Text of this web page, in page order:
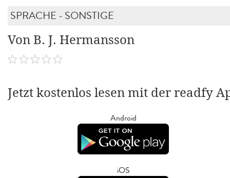
SPRACHE - SONSTIGE
Von B. J. Hermansson
Jetzt kostenlos lesen mit der readfy
Android
iOS